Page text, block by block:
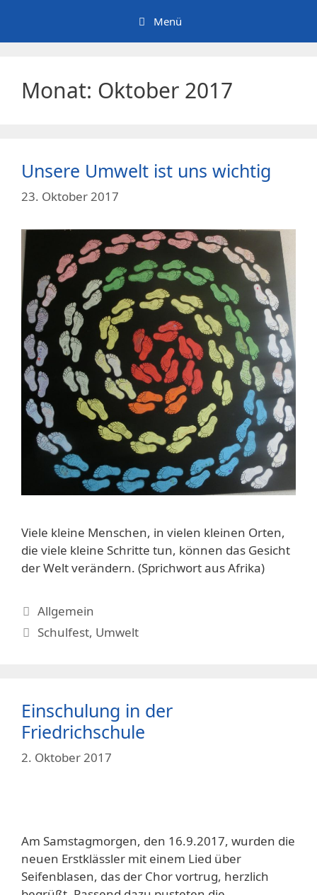
springen
Menü
Monat: Oktober 2017
Unsere Umwelt ist uns wichtig
23. Oktober 2017
Viele kleine Menschen, in vielen kleinen Orten,
die viele kleine Schritte tun, können das Gesicht
der Welt verändern. (Sprichwort aus Afrika)
Kategorien
Allgemein
Schlagwörter
Schulfest, Umwelt
Einschulung in der
Friedrichschule
2. Oktober 2017
Am Samstagmorgen, den 16.9.2017, wurden die
neuen Erstklässler mit einem Lied über
Seifenblasen, das der Chor vortrug, herzlich